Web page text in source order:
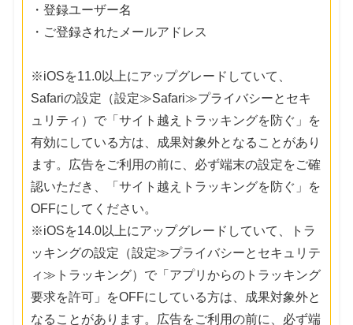
・登録ユーザー名
・ご登録されたメールアドレス
※iOSを11.0以上にアップグレードしていて、
Safariの設定（設定≫Safari≫プライバシーとセキ
ュリティ）で「サイト越えトラッキングを防ぐ」を
有効にしている方は、成果対象外となることがあり
ます。広告をご利用の前に、必ず端末の設定をご確
認いただき、「サイト越えトラッキングを防ぐ」を
OFFにしてください。
※iOSを14.0以上にアップグレードしていて、トラ
ッキングの設定（設定≫プライバシーとセキュリテ
ィ≫トラッキング）で「アプリからのトラッキング
要求を許可」をOFFにしている方は、成果対象外と
なることがあります。広告をご利用の前に、必ず端